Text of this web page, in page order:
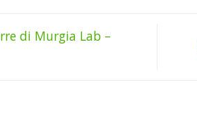
di Murgia Lab –